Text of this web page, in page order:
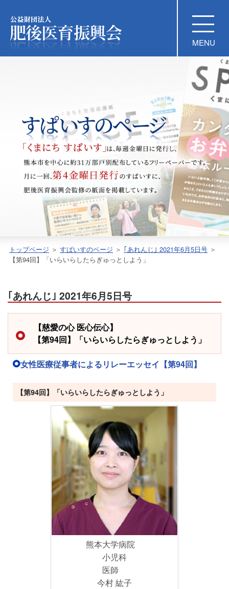
公益財団法人 肥後医育振興
トップページ ＞ すぱいすのページ ＞ ｢あれんじ｣ 2021年6月5日号 ＞
【第94回】「いらいらしたらぎゅっとしよう」
｢あれんじ｣ 2021年6月5日号
【慈愛の心 医心伝心】
【第94回】「いらいらしたらぎゅっとしよう」
女性医療従事者によるリレーエッセイ【第94回】
【第94回】「いらいらしたらぎゅっとしよう」
熊本大学病院
小児科
医師
今村 紘子